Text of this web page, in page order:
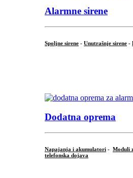
Alarmne sirene
Spoljne sirene - Unutrašnje sirene -
Dodatna oprema
Napajanja i akumulatori - Moduli
telefonska dojava